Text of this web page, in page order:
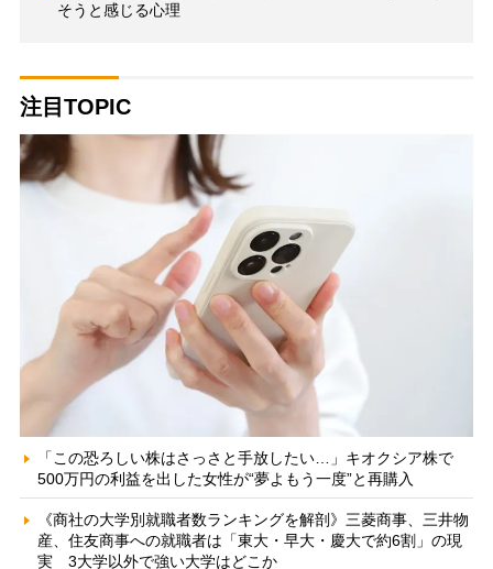
そうと感じる心理
注目TOPIC
「この恐ろしい株はさっさと手放したい…」キオクシア株で
500万円の利益を出した女性が“夢よもう一度”と再購入
《商社の大学別就職者数ランキングを解剖》三菱商事、三井物
産、住友商事への就職者は「東大・早大・慶大で約6割」の現
実 3大学以外で強い大学はどこか